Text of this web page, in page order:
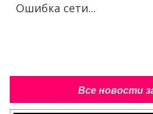
Ошибка сети...
Все новости